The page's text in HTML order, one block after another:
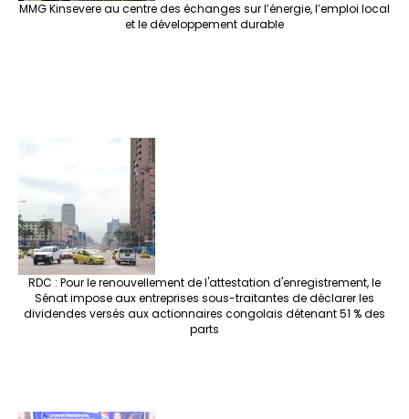
MMG Kinsevere au centre des échanges sur l’énergie, l’emploi local
et le développement durable
RDC : Pour le renouvellement de l'attestation d'enregistrement, le
Sénat impose aux entreprises sous-traitantes de déclarer les
dividendes versés aux actionnaires congolais détenant 51 % des
parts